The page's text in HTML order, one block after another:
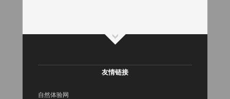
友情链接
自然体验网